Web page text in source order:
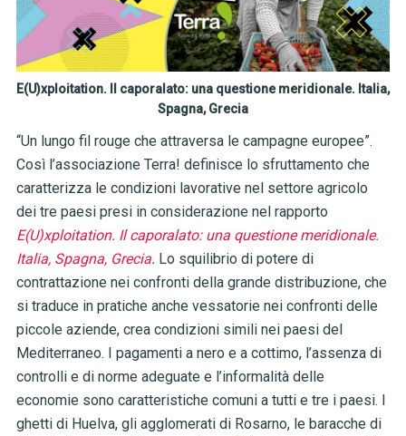
E(U)xploitation. Il caporalato: una questione meridionale. Italia,
Spagna, Grecia
“Un lungo fil rouge che attraversa le campagne europee”.
Così l’associazione Terra! definisce lo sfruttamento che
caratterizza le condizioni lavorative nel settore agricolo
dei tre paesi presi in considerazione nel rapporto
E(U)xploitation. Il caporalato: una questione meridionale.
Italia, Spagna, Grecia. Lo squilibrio di potere di
contrattazione nei confronti della grande distribuzione, che
si traduce in pratiche anche vessatorie nei confronti delle
piccole aziende, crea condizioni simili nei paesi del
Mediterraneo. I pagamenti a nero e a cottimo, l’assenza di
controlli e di norme adeguate e l’informalità delle
economie sono caratteristiche comuni a tutti e tre i paesi. I
ghetti di Huelva, gli agglomerati di Rosarno, le baracche di